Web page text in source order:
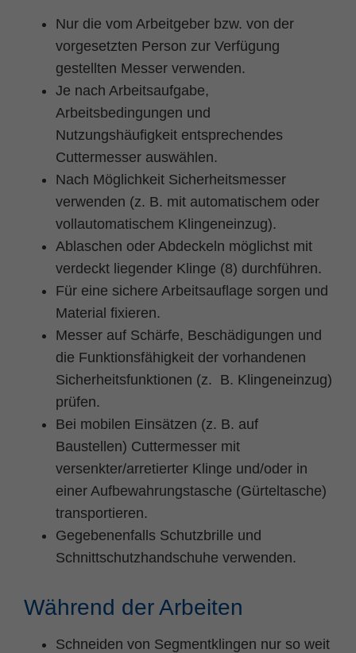
Nur die vom Arbeitgeber bzw. von der
vorgesetzten Person zur Verfügung
gestellten Messer verwenden.
Je nach Arbeitsaufgabe,
Arbeitsbedingungen und
Nutzungshäufigkeit entsprechendes
Cuttermesser auswählen.
Nach Möglichkeit Sicherheitsmesser
verwenden (z. B. mit automatischem oder
vollautomatischem Klingeneinzug).
Ablaschen oder Abdeckeln möglichst mit
verdeckt liegender Klinge (8) durchführen.
Für eine sichere Arbeitsauflage sorgen und
Material fixieren.
Messer auf Schärfe, Beschädigungen und
die Funktionsfähigkeit der vorhandenen
Sicherheitsfunktionen (z. B. Klingeneinzug)
prüfen.
Bei mobilen Einsätzen (z. B. auf
Baustellen) Cuttermesser mit
versenkter/arretierter Klinge und/oder in
einer Aufbewahrungstasche (Gürteltasche)
transportieren.
Gegebenenfalls Schutzbrille und
Schnittschutzhandschuhe verwenden.
Während der Arbeiten
Schneiden von Segmentklingen nur so weit